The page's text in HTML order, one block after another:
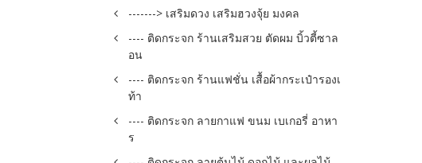
-------> เสริมดวง เสริมฮวงจุ้ย มงคล
---- ติดกระจก ร้านเสริมสวย ตัดผม บิ้วตี้ซาล
อน
---- ติดกระจก ร้านแฟชั่น เสื้อผ้ากระเป๋ารองเ
ท้า
---- ติดกระจก ลายกาแฟ ขนม เบเกอรี่ อาหา
ร